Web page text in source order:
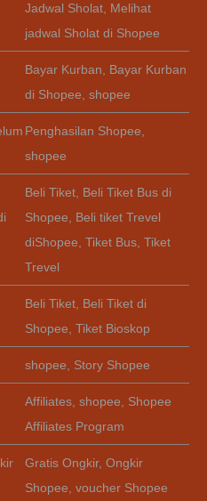
Jadwal Sholat, Melihat
jadwal Sholat di Shopee
Bayar Kurban, Bayar Kurban
di Shopee, shopee
Penghasilan Shopee,
shopee
Beli Tiket, Beli Tiket Bus di
Shopee, Beli tiket Trevel
diShopee, Tiket Bus, Tiket
Trevel
Beli Tiket, Beli Tiket di
Shopee, Tiket Bioskop
shopee, Story Shopee
Affiliates, shopee, Shopee
Affiliates Program
Gratis Ongkir, Ongkir
Shopee, voucher Shopee